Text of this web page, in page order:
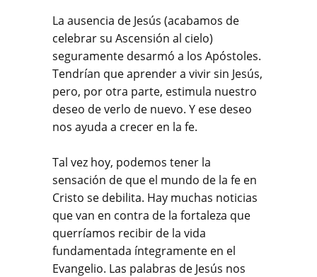
La ausencia de Jesús (acabamos de
celebrar su Ascensión al cielo)
seguramente desarmó a los Apóstoles.
Tendrían que aprender a vivir sin Jesús,
pero, por otra parte, estimula nuestro
deseo de verlo de nuevo. Y ese deseo
nos ayuda a crecer en la fe.
Tal vez hoy, podemos tener la
sensación de que el mundo de la fe en
Cristo se debilita. Hay muchas noticias
que van en contra de la fortaleza que
querríamos recibir de la vida
fundamentada íntegramente en el
Evangelio. Las palabras de Jesús nos